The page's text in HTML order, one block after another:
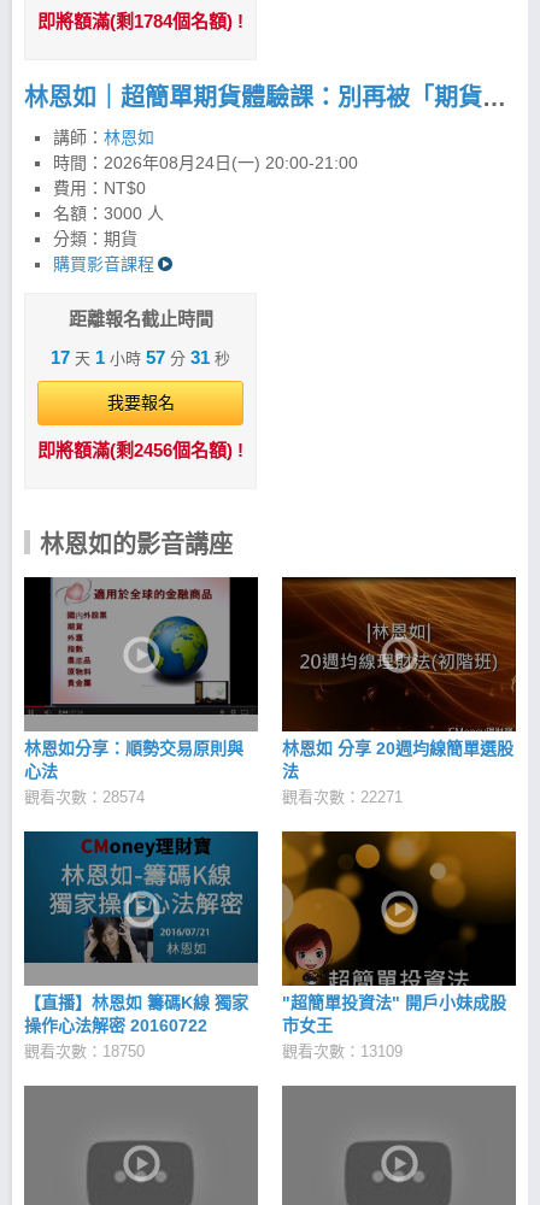
即將額滿(剩1784個名額) !
林恩如｜超簡單期貨體驗課：別再被「期貨很危險」限制你的獲利！
講師： 林恩如
時間： 2026年08月24日(一) 20:00-21:00
費用：NT$0
名額：3000 人
分類：期貨
購買影音課程
距離報名截止時間
17 天 1 小時 57 分 30 秒
我要報名
即將額滿(剩2456個名額) !
林恩如的影音講座
林恩如分享：順勢交易原則與
心法
觀看次數：28574
林恩如 分享 20週均線簡單選股
法
觀看次數：22271
【直播】林恩如 籌碼K線 獨家
操作心法解密 20160722
觀看次數：18750
"超簡單投資法" 開戶小妹成股
市女王
觀看次數：13109